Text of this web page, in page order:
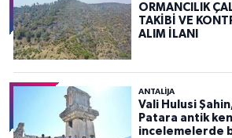
ORMANCILIK
TAKİBİ VE
ALIM İLANI
ANTALIJA
Vali Hulusi
Patara antik
incelemelerde